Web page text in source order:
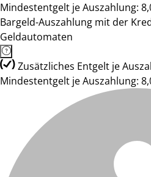
Mindestentgelt je Auszahlung:
Bargeld-Auszahlung mit der
Geldautomaten
Zusätzliches Entgelt je
Mindestentgelt je Auszahlung: